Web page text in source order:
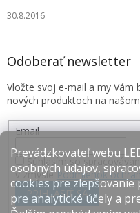
Prevádzkovateľ webu
osobných údajov,
cookies pre
pre analytické účely a
30.8.2016
Odoberať newsletter
Vložte svoj e-mail a my Vám
nových produktoch na
Email
Súhlasím so
v zmysle Podmienok
PRIHLÁSIŤ SA